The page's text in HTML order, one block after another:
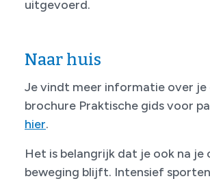
uitgevoerd.
Naar huis
Je vindt meer informatie over je
brochure Praktische gids voor
hier.
Het is belangrijk dat je ook na je
beweging blijft. Intensief